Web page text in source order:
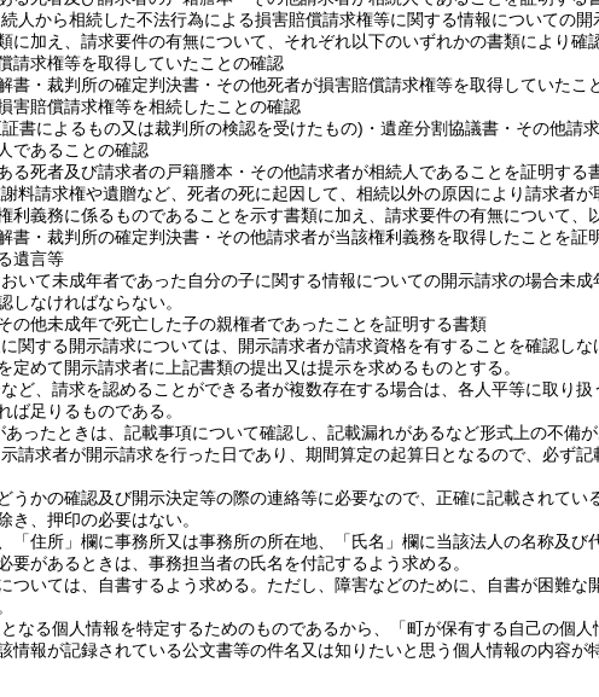
人から相続した不法行為による損害賠償請求権等に関する情報についての
に加え、請求要件の有無について、それぞれ以下のいずれかの書類により確
請求権等を取得していたことの確認
書・裁判所の確定判決書・その他死者が損害賠償請求権等を取得していたこ
害賠償請求権等を相続したことの確認
書によるもの又は裁判所の検認を受けたもの) ・遺産分割協議書・その他請
であることの確認
る死者及び請求者の戸籍謄本・その他請求者が相続人であることを証明する
料請求権や遺贈など、死者の死に起因して、相続以外の原因により請求者
利義務に係るものであることを示す書類に加え、請求要件の有無について、
書・裁判所の確定判決書・その他請求者が当該権利義務を取得したことを
遺言等
いて未成年者であった自分の子に関する情報についての開示請求の場合未
しなければならない。
の他未成年で死亡した子の親権者であったことを証明する書類
関する開示請求については、開示請求者が請求資格を有することを確認し
定めて開示請求者に上記書類の提出又は提示を求めるものとする。
ど、請求を認めることができる者が複数存在する場合は、各人平等に取り扱
ば足りるものである。
ったときは、記載事項について確認し、記載漏れがあるなど形式上の不備
請求者が開示請求を行った日であり、期間算定の起算日となるので、必ず記
うかの確認及び開示決定等の際の連絡等に必要なので、正確に記載されてい
き、押印の必要はない。
「住所」欄に事務所又は事務所の所在地、「氏名」欄に当該法人の名称及び
要があるときは、事務担当者の氏名を付記するよう求める。
ついては、自書するよう求める。 ただし、障害などのために、自書が困難
なる個人情報を特定するためのものであるから、「町が保有する自己の個
情報が記録されている公文書等の件名又は知りたいと思う個人情報の内容が